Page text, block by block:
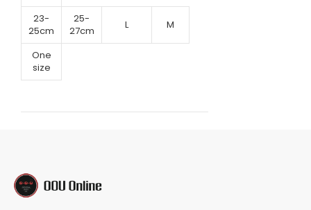
23-
25cm
25-
27cm
L M
One
size